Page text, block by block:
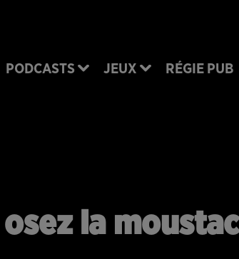
PODCASTS JEUX RÉGIE PUB
osez la